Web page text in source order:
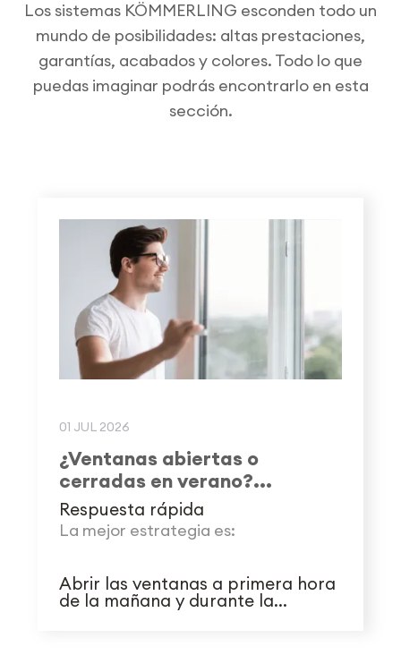
Los sistemas KÖMMERLING esconden todo un
mundo de posibilidades: altas prestaciones,
garantías, acabados y colores. Todo lo que
puedas imaginar podrás encontrarlo en esta
sección.
01 JUL 2026
¿Ventanas abiertas o
cerradas en verano?...
Respuesta rápida
La mejor estrategia es:
Abrir las ventanas a primera hora
de la mañana y durante la...